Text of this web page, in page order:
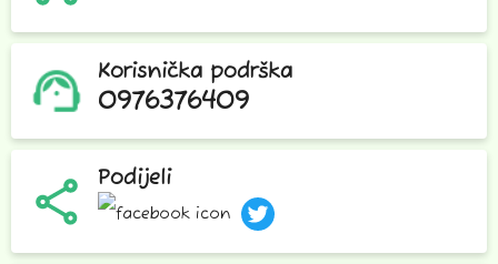
Korisnička podrška
0976376409
Podijeli